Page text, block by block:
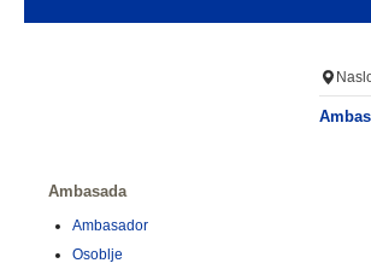
Ambasada
Ambasador
Osoblje